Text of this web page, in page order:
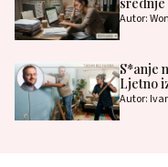
Autor:
S*anje
Ljetno
Autor: